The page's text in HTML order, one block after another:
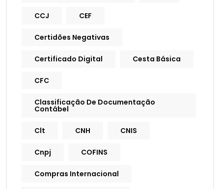
CCJ CEF
Certidões Negativas
Certificado Digital Cesta Básica
CFC
Classificação De Documentação
Contábel
Clt CNH CNIS
Cnpj COFINS
Compras Internacional